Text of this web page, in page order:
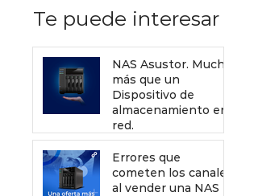
Te puede interesar
NAS Asustor. Mucho
más que un
Dispositivo de
almacenamiento en
red.
Errores que
cometen los canales
al vender una NAS